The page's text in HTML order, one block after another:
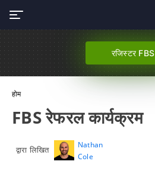
रजिस्टर FBS
होम
FBS रेफरल कार्यक्रम
द्वारा लिखित
Nathan
Cole